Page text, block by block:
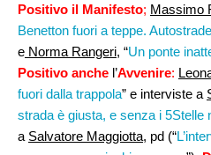
Positivo il Manifesto; Massimo
Benetton fuori a teppe.
e Norma Rangeri, “Un ponte
Positivo anche l’Avvenire:
fuori dalla trappola” e interviste a
strada è giusta, e senza i 5Stelle
a Salvatore Maggiotta, pd (“